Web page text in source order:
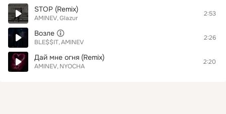
STOP (Remix)
AMINEV Glazur
2:53
Возле
BLE$$IT AMINEV
2:26
Дай мне огня (Remix)
AMINEV NYOCHA
2:20